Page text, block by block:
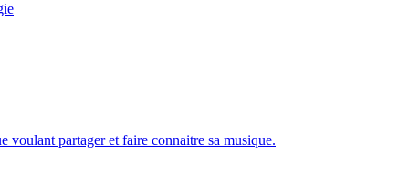
voulant partager et faire connaitre sa musique.